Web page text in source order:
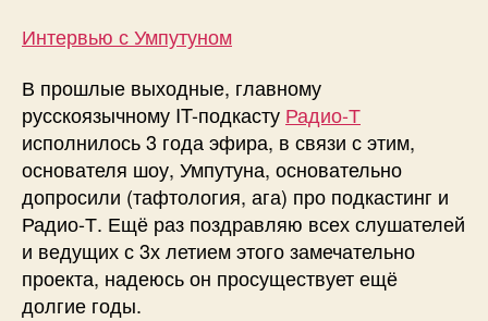
Интервью с Умпутуном
В прошлые выходные, главному
русскоязычному IT-подкасту Радио-Т
исполнилось 3 года эфира, в связи с этим,
основателя шоу, Умпутуна, основательно
допросили (тафтология, ага) про подкастинг и
Радио-Т. Ещё раз поздравляю всех слушателей
и ведущих с 3х летием этого замечательно
проекта, надеюсь он просуществует ещё
долгие годы.